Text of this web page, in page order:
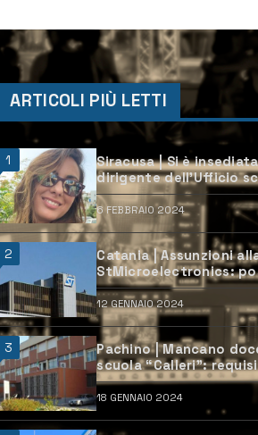
ARTICOLI PIÙ LETTI
1
Siracusa | Si è
dirigente dell’Ufficio
6 FEBBRAIO 2024
2
Catania | Assunzioni
StMicroelectronics:
aperte e come
12 GENNAIO 2024
3
Pachino | Mancano
scuola “Calleri”:
candidarsi
18 GENNAIO 2024